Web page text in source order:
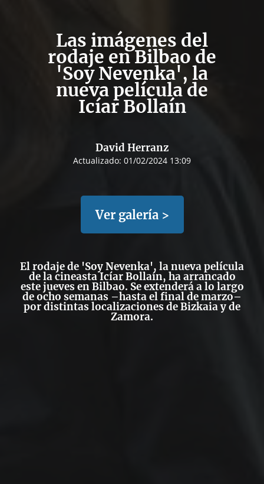
Las imágenes del
rodaje en Bilbao de
'Soy Nevenka', la
nueva película de
Icíar Bollaín
David Herranz
Actualizado: 01/02/2024 13:09
Ver galería >
El rodaje de 'Soy Nevenka', la nueva película
de la cineasta Icíar Bollaín, ha arrancado
este jueves enBilbao. Se extenderá a lo largo
de ocho semanas –hasta el final de marzo–
por distintas localizaciones deBizkaiay de
Zamora.